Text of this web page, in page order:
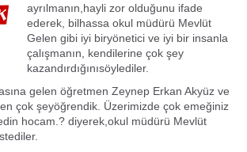
ayrılmanın,hayli zor olduğunu ifade
ederek, bilhassa okul müdürü Mevlüt
Gelen gibi iyi biryönetici ve iyi bir insanla
çalışmanın, kendilerine çok şey
kazandırdığınısöylediler.
gelen öğretmen Zeynep Erkan Akyüz ve
çok şeyöğrendik. Üzerimizde çok emeğiniz
hocam.? diyerek,okul müdürü Mevlüt